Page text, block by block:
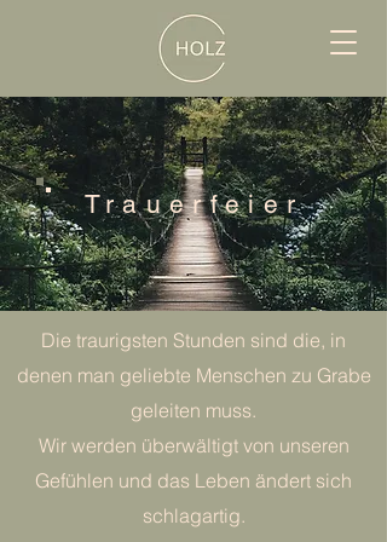
Trauerfeier
Die traurigsten Stunden sind die, in
denen man geliebte Menschen zu Grabe
geleiten muss.
Wir werden überwältigt von unseren
Gefühlen und das Leben ändert sich
schlagartig.